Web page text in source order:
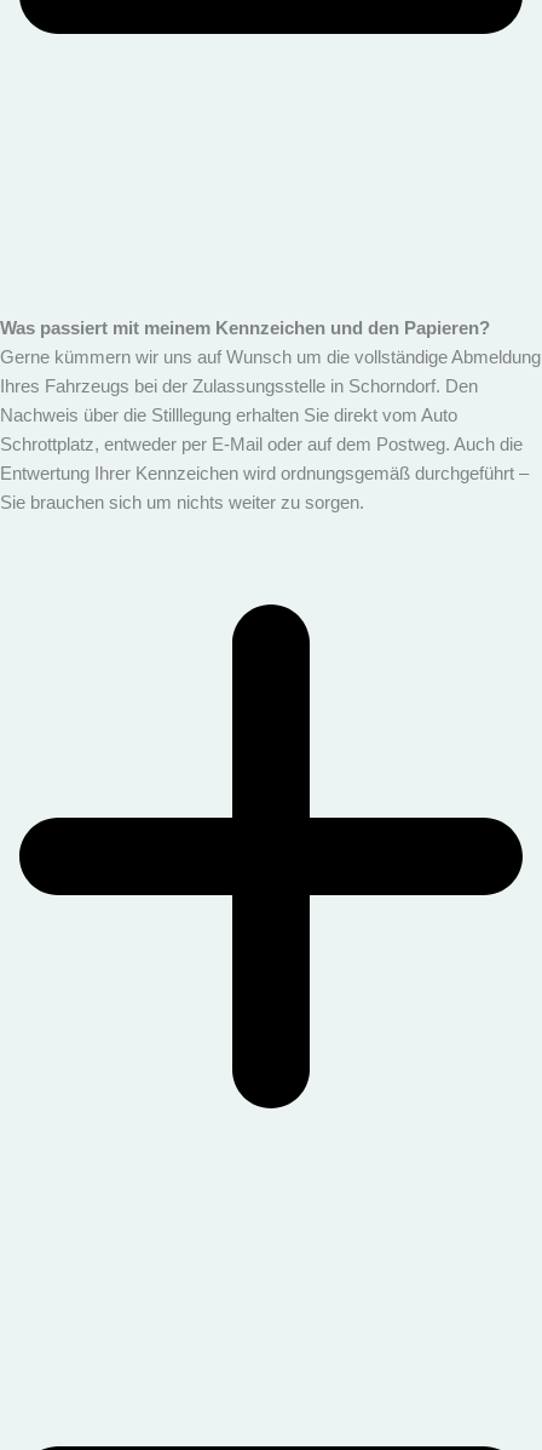
Was passiert mit meinem Kennzeichen und den Papieren?
Gerne kümmern wir uns auf Wunsch um die vollständige Abmeldung
Ihres Fahrzeugs bei der Zulassungsstelle in Schorndorf. Den
Nachweis über die Stilllegung erhalten Sie direkt vom Auto
Schrottplatz, entweder per E-Mail oder auf dem Postweg. Auch die
Entwertung Ihrer Kennzeichen wird ordnungsgemäß durchgeführt –
Sie brauchen sich um nichts weiter zu sorgen.